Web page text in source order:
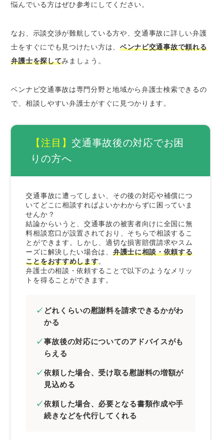
経験年数の長い弁護士
警察には必ず連絡する
事故後の状況を撮影しておく
交通事故の被害者が請求できる損害賠償
慰謝料（入通院慰謝料・後遺障害慰謝料・死
交通費や入院雑費
休業損害
逸失利益（後遺障害逸失利益・死亡逸失利
益）
車の修理費
交通事故の解決を依頼したときの弁護士費用
報酬金
交通事故の弁護士費用を安くする方法
成功報酬制の弁護士に依頼する
弁護士以外の無料相談窓口
悩んでいる方はぜひ参考にしてください。
なお、示談交渉が難航している方や、交通事故に詳しい弁護
士をすぐにでも見つけたい方は、 ベンナビ交通事故で頼れる
弁護士を探してみましょう。
ベンナビ交通事故は専門分野と地域から弁護士検索できるの
で、相談しやすい弁護士がすぐに見つかります。
【注目】交通事故後の対応でお困
りの方へ
交通事故に遭ってしまい、その後の対応や補償につ
いてどこに相談すればよいかわからずに困っていま
せんか？
結論からいうと、交通事故の被害者向けに全国に無
料相談窓口が設置されており、そちらで相談するこ
とができます。しかし、適切な損害賠償請求やスム
ーズに解決したい場合は、 弁護士に相談・依頼する
ことをおすすめします。
弁護士の相談・依頼することで以下のようなメリッ
トを得ることができます。
どれくらいの慰謝料を請求できるかがわ
かる
事故後の対応についてのアドバイスがも
らえる
依頼した場合、受け取る慰謝料の増額が
見込める
依頼した場合、必要となる書類作成や手
続きなどを代行してくれる